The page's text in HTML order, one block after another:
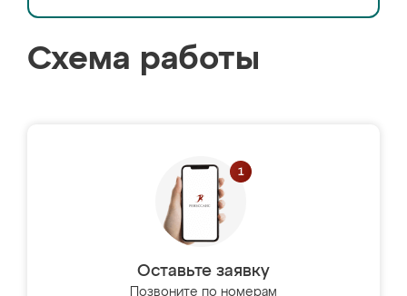
Схема работы
Оставьте заявку
Позвоните по номерам